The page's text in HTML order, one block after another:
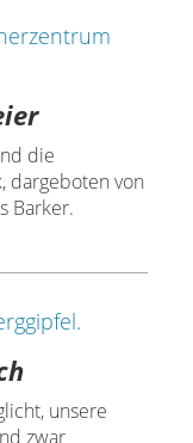
die
dargeboten von
Barker.
unsere
zwar